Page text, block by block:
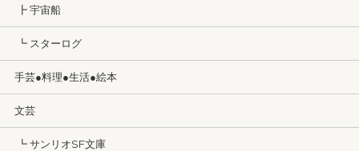
┣ 宇宙船
┗ スターログ
手芸●料理●生活●絵本
文芸
┗ サンリオSF文庫